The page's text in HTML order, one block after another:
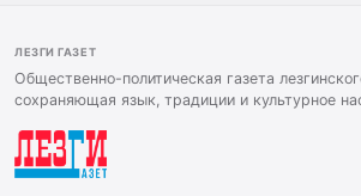
ЛЕЗГИ ГАЗЕТ
Общественно-политическая газета
сохраняющая язык, традиции и культурное